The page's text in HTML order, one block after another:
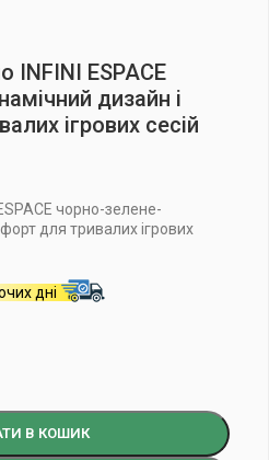
INFINI ESPACE
дизайн і
ігрових сесій
чорно-зелене-
для тривалих ігрових
дні
В КОШИК